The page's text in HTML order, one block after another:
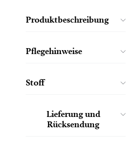
Produktbeschreibung
Pflegehinweise
Stoff
Lieferung und
Rücksendung